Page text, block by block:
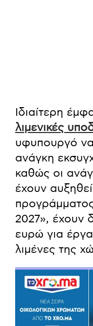
Ιδιαίτερη
λιμενικές
υφυπουργό να
ανάγκη
καθώς οι
έχουν
2027», έχουν
ευρώ για
λιμένες της